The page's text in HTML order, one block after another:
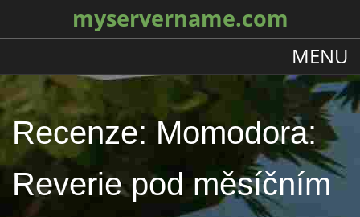
myservername.com
MENU
Recenze: Momodora:
Reverie pod měsíčním